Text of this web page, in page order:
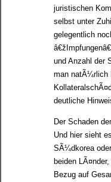
juristischen
selbst unter
gelegentlich
und Anzahl der
man natÃ¼rlich
deutliche
Der Schaden
Und hier sieht
SÃ¼dkorea
beiden
Bezug auf